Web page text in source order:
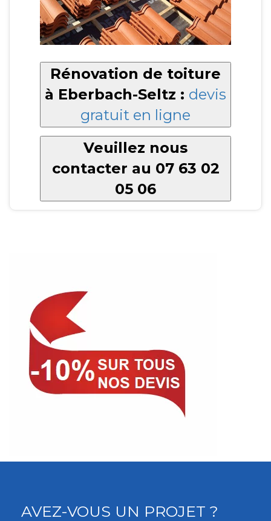
Rénovation de toiture
à Eberbach-Seltz : devis
gratuit en ligne
Veuillez nous
contacter au 07 63 02
05 06
AVEZ-VOUS UN PROJET ?